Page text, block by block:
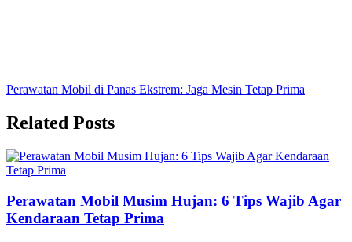
Perawatan Mobil di Panas Ekstrem: Jaga Mesin Tetap Prima
Related Posts
Perawatan Mobil Musim Hujan: 6 Tips Wajib Agar
Kendaraan Tetap Prima